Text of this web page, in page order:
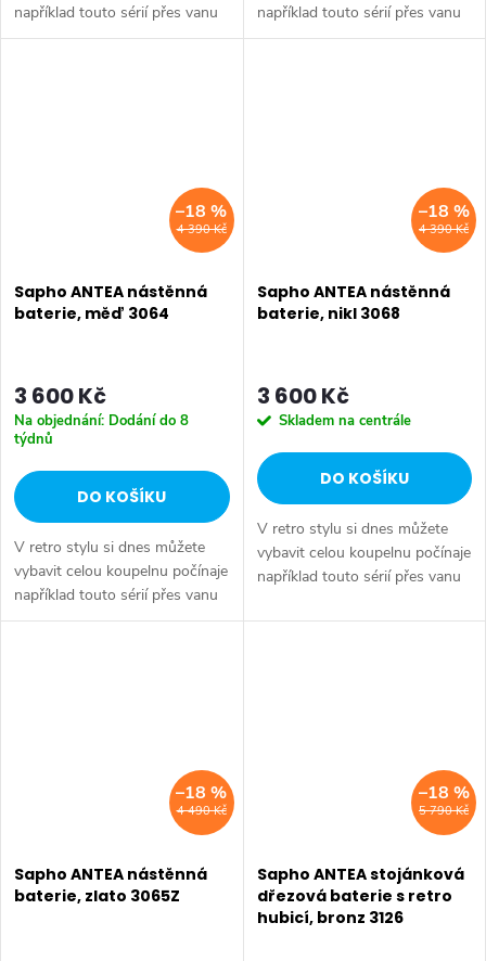
například touto sérií přes vanu
Retro, doplňky Diamond až po
například touto sérií přes vanu
Retro, doplňky Diamond až po
4 390 Kč
–18 %
Sapho ANTEA nástěnná
baterie, měď 3064
3 600 Kč
Na objednání: Dodání do 8
týdnů
DO KOŠÍKU
V retro stylu si dnes můžete
vybavit celou koupelnu počínaje
například touto sérií přes vanu
Retro, doplňky Diamond až po
4 390 Kč
–18 %
Sapho ANTEA nástěnná
baterie, nikl 3068
3 600 Kč
Skladem na centrále
DO KOŠÍKU
V retro stylu si dnes můžete
vybavit celou koupelnu počínaje
například touto sérií přes vanu
keramiku Retro nebo Classic.
4 490 Kč
–18 %
Sapho ANTEA nástěnná
baterie, zlato 3065Z
5 790 Kč
–18 %
Sapho ANTEA stojánková
dřezová baterie s retro
hubicí, bronz 3126